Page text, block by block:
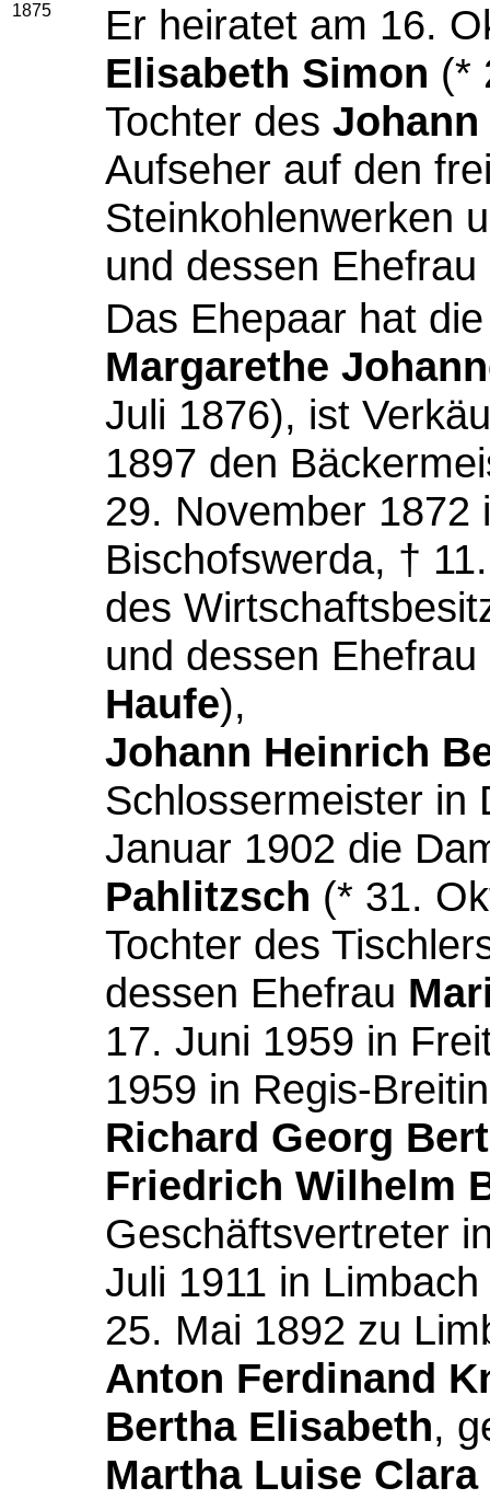
1875
Er heiratet am 16.
Elisabeth Simon (*
Tochter des
Aufseher auf den
Steinkohlenwerken
und dessen Ehefrau
Das Ehepaar hat
Margarethe
Juli 1876), ist
1897 den
29. November 1872
Bischofswerda, †
des
und dessen Ehefrau
Haufe),
Johann Heinrich
Schlossermeister in
Januar 1902 die
Pahlitzsch (* 31.
Tochter des
dessen Ehefrau
17. Juni 1959 in
1959 in Regis-
Richard Georg
Friedrich Wilhelm
Geschäftsvertreter
Juli 1911 in
25. Mai 1892 zu
Anton Ferdinand
Bertha Elisabeth,
Martha Luise